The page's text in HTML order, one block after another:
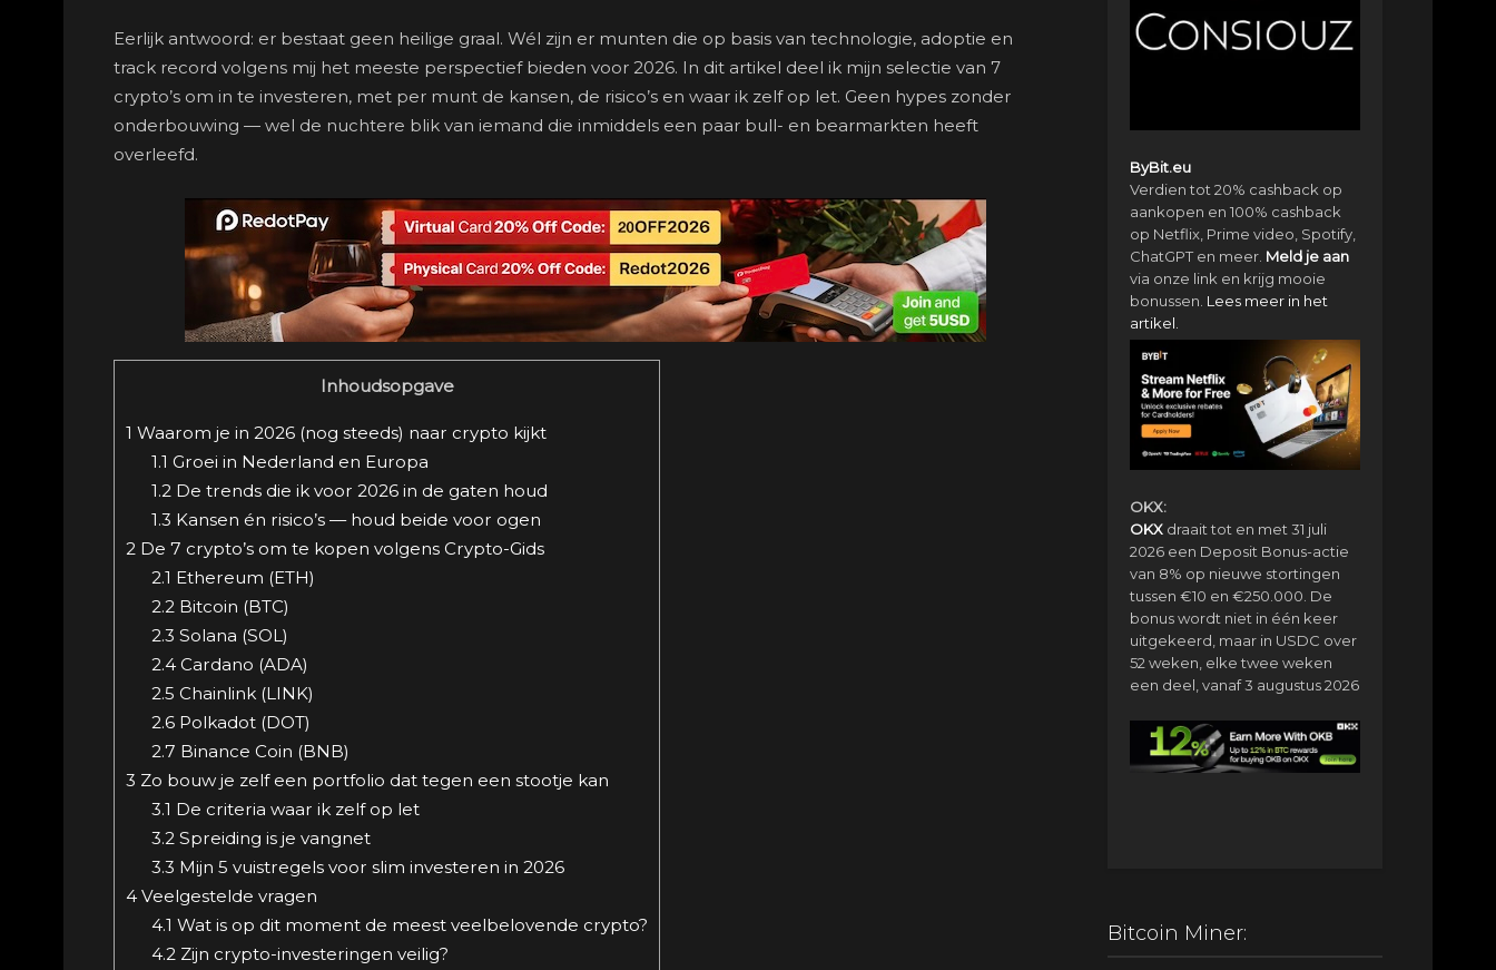
Eerlijk antwoord: er bestaat geen heilige graal. Wél zijn er munten die op basis van technologie, adoptie en
track record volgens mij het meeste perspectief bieden voor 2026. In dit artikel deel ik mijn selectie van 7
crypto’s om in te investeren, met per munt de kansen, de risico’s en waar ik zelf op let. Geen hypes zonder
onderbouwing — wel de nuchtere blik van iemand die inmiddels een paar bull- en bearmarkten heeft
overleefd.
Inhoudsopgave
1 Waarom je in 2026 (nog steeds) naar crypto kijkt
1.1 Groei in Nederland en Europa
1.2 De trends die ik voor 2026 in de gaten houd
1.3 Kansen én risico’s — houd beide voor ogen
2 De 7 crypto’s om te kopen volgens Crypto-Gids
2.1 Ethereum (ETH)
2.2 Bitcoin (BTC)
2.3 Solana (SOL)
2.4Cardano (ADA)
2.5 Chainlink (LINK)
2.6Polkadot (DOT)
2.7 Binance Coin (BNB)
3 Zo bouw je zelf een portfolio dat tegen een stootje kan
3.1 De criteria waar ik zelf op let
3.2 Spreiding is je vangnet
3.3 Mijn 5 vuistregels voor slim investeren in 2026
4 Veelgestelde vragen
4.1 Wat is op dit moment de meest veelbelovende crypto?
4.2 Zijn crypto-investeringen veilig?
ByBit.eu
Verdien tot 20% cashback op
aankopen en 100% cashback
op Netflix, Prime video, Spotify,
ChatGPT en meer. Meld je aan
via onze link en krijg mooie
bonussen. Lees meer in het
artikel.
OKX:
OKXdraait tot en met 31 juli
2026 een Deposit Bonus-actie
van 8% op nieuwe stortingen
tussen €10 en €250.000. De
bonus wordt niet in één keer
uitgekeerd, maar in USDC over
52 weken, elke twee weken
een deel, vanaf 3 augustus 2026
Bitcoin Miner: